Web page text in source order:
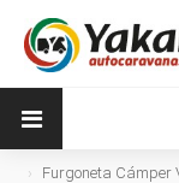
Furgoneta Cámper